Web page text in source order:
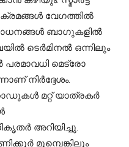
വേഗത്തില്‍
ബാഗുകളില്‍
ടെര്‍മിനല്‍ ഒന്നിലും
മെട്രോ
നിര്‍ദ്ദേശം.
മറ്റ് യാത്രകര്‍
അറിയിച്ചു.
മുമ്പെങ്കിലും